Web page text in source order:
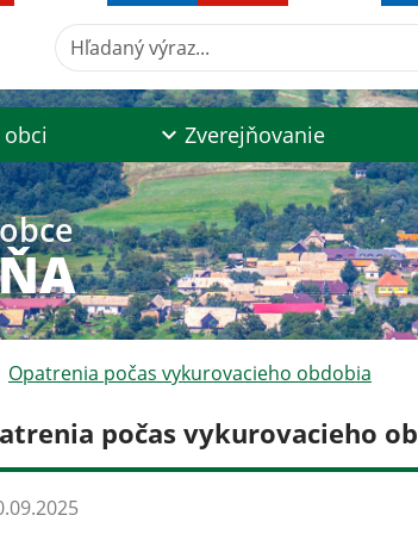
Hľadaný výraz...
Zverejňovanie
Opatrenia počas vykurovacieho obdobia
počas vykurovacieho